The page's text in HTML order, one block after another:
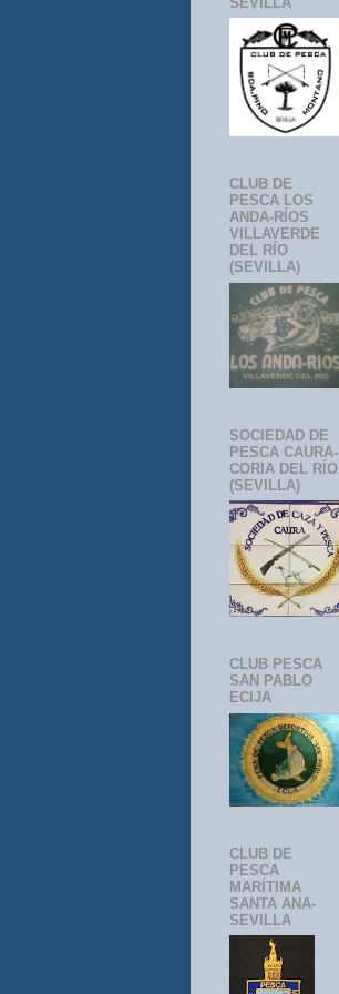
CLUB DE
PESCA LOS
ANDA-RÍOS
VILLAVERDE
DEL RÍO
(SEVILLA)
SOCIEDAD DE
PESCA CAURA-
CORIA DEL RÍO
(SEVILLA)
CLUB PESCA
SAN PABLO
ECIJA
CLUB DE
PESCA
MARÍTIMA
SANTA ANA-
SEVILLA